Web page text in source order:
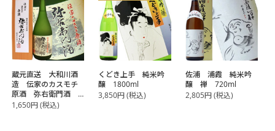
蔵元直送 大和川酒
造 伝家のカスモチ
原酒 弥右衛門酒
720ml
1,650円(税込)
くどき上手 純米吟
醸 1800ml
3,850円(税込)
佐浦 浦霞 純米吟
醸 禅 720ml
2,805円(税込)